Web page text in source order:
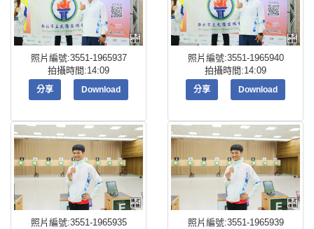
照片編號:3551-1965937
拍攝時間:14:09
分享 Download
照片編號:3551-1965940
拍攝時間:14:09
分享 Download
照片編號:3551-1965935
照片編號:3551-1965939